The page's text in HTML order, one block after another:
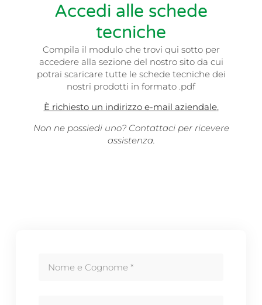
Accedi alle schede
tecniche
Compila il modulo che trovi qui sotto per
accedere alla sezione del nostro sito da cui
potrai scaricare tutte le schede tecniche dei
nostri prodotti in formato .pdf
È richiesto un indirizzo e-mail aziendale.
Non ne possiedi uno? Contattaci per ricevere
assistenza.